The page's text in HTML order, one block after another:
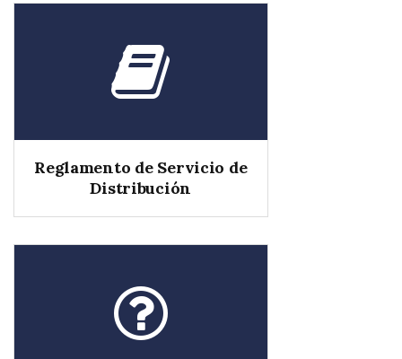
Reglamento de Servicio de
Distribución